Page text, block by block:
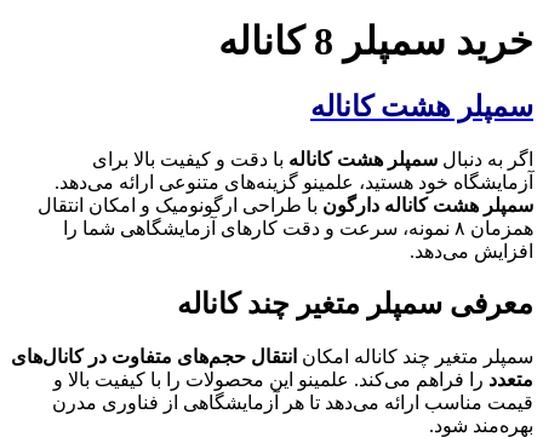
خرید سمپلر 8 کاناله
سمپلر هشت کاناله
اگر به دنبال سمپلر هشت کاناله با دقت و کیفیت بالا برای
آزمایشگاه خود هستید، علمینو گزینه‌های متنوعی ارائه می‌دهد.
سمپلر هشت کاناله دارگون با طراحی ارگونومیک و امکان انتقال
همزمان ۸ نمونه، سرعت و دقت کارهای آزمایشگاهی شما را
افزایش می‌دهد.
معرفی سمپلر متغیر چند کاناله
سمپلر متغیر چند کاناله امکان انتقال حجم‌های متفاوت در کانال‌های
متعدد را فراهم می‌کند. علمینو این محصولات را با کیفیت بالا و
قیمت مناسب ارائه می‌دهد تا هر آزمایشگاهی از فناوری مدرن
بهره‌مند شود.